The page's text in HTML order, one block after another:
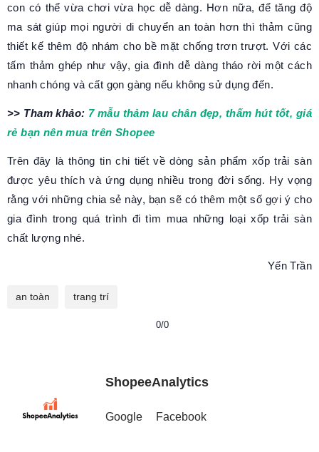
con có thể vừa chơi vừa học dễ dàng. Hơn nữa, để tăng độ
ma sát giúp mọi người di chuyển an toàn hơn thì thảm cũng
thiết kế thêm độ nhám cho bề mặt chống trơn trượt. Với các
tấm thảm ghép như vậy, gia đình dễ dàng tháo rời một cách
nhanh chóng và cất gọn gàng nếu không sử dụng đến.
>> Tham khảo: 7 mẫu thảm lau chân đẹp, thấm hút tốt, giá
rẻ bạn nên mua trên Shopee
Trên đây là thông tin chi tiết về dòng sản phẩm xốp trải sàn
được yêu thích và ứng dụng nhiều trong đời sống. Hy vọng
rằng với những chia sẻ này, bạn sẽ có thêm một số gợi ý cho
gia đình trong quá trình đi tìm mua những loại xốp trải sàn
chất lượng nhé.
Yến Trần
an toàn trang trí
0/0
ShopeeAnalytics
Google Facebook